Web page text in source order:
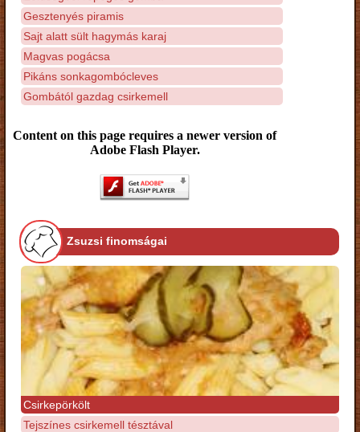
Gesztenyés piramis
Sajt alatt sült hagymás karaj
Magvas pogácsa
Pikáns sonkagombócleves
Gombától gazdag csirkemell
Content on this page requires a newer version of
Adobe Flash Player.
Zsuzsi finomságai
Csirkepörkölt
Tejszínes csirkemell tésztával